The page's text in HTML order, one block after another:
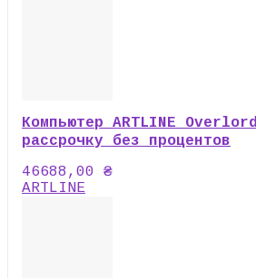
Компьютер ARTLINE
рассрочку без процентов
46688,00 ₴
ARTLINE